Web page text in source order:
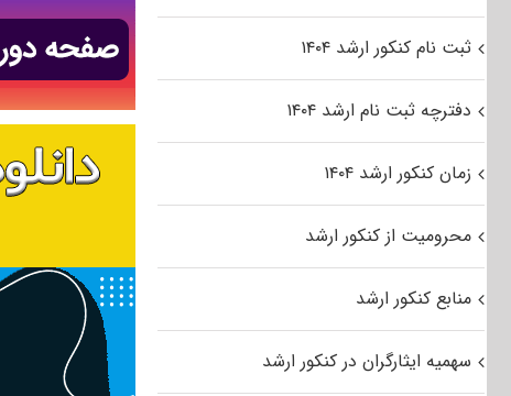
ثبت نام کنکور ارشد ۱۴۰۴
دفترچه ثبت نام ارشد ۱۴۰۴
زمان کنکور ارشد ۱۴۰۴
محرومیت از کنکور ارشد
منابع کنکور ارشد
سهمیه ایثارگران در کنکور ارشد